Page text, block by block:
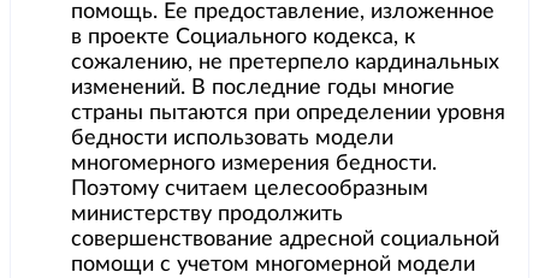
помощь. Ее предоставление, изложенное
в проекте Социального кодекса, к
сожалению, не претерпело кардинальных
изменений. В последние годы многие
страны пытаются при определении уровня
бедности использовать модели
многомерного измерения бедности.
Поэтому считаем целесообразным
министерству продолжить
совершенствование адресной социальной
помощи с учетом многомерной модели